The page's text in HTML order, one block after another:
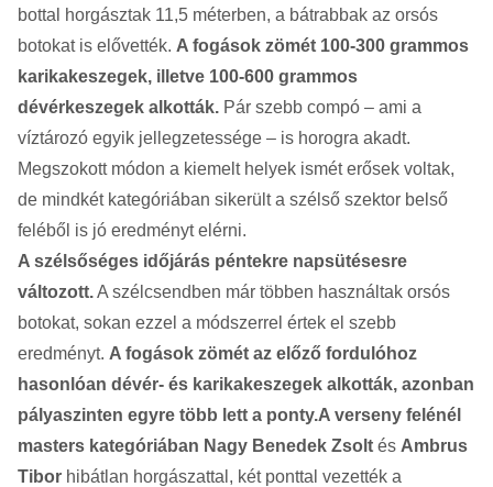
bottal horgásztak 11,5 méterben, a bátrabbak az orsós
botokat is elővették. A fogások zömét 100-300 grammos
karikakeszegek, illetve 100-600 grammos
dévérkeszegek alkották. Pár szebb compó – ami a
víztározó egyik jellegzetessége – is horogra akadt.
Megszokott módon a kiemelt helyek ismét erősek voltak,
de mindkét kategóriában sikerült a szélső szektor belső
feléből is jó eredményt elérni.
A szélsőséges időjárás péntekre napsütésesre
változott.A szélcsendben már többen használtak orsós
botokat, sokan ezzel a módszerrel értek el szebb
eredményt. A fogások zömét az előző fordulóhoz
hasonlóan dévér- és karikakeszegek alkották, azonban
pályaszinten egyre több lett a ponty.A verseny felénél
masters kategóriában Nagy Benedek Zsolt és Ambrus
Tibor hibátlan horgászattal, két ponttal vezették a